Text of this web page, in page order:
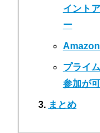
イント
ー
Amazon
プライ
参加が
まとめ